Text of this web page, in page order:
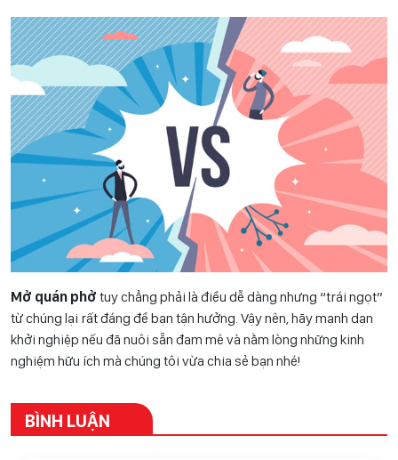
Mở quán phở tuy chẳng phải là điều dễ dàng nhưng “trái ngọt”
từ chúng lại rất đáng để bạn tận hưởng. Vậy nên, hãy mạnh dạn
khởi nghiệp nếu đã nuôi sẵn đam mê và nằm lòng những kinh
nghiệm hữu ích mà chúng tôi vừa chia sẻ bạn nhé!
BÌNH LUẬN